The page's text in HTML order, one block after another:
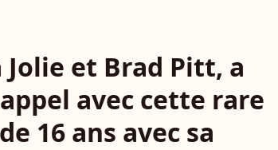
et Brad Pitt, a
avec cette rare
16 ans avec sa